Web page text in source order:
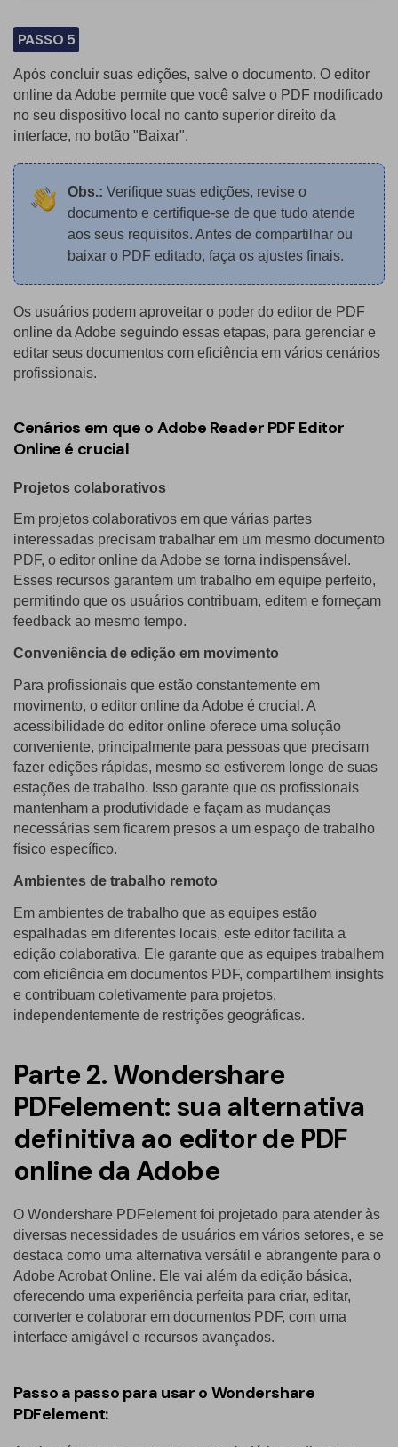
PASSO 5
Após concluir suas edições, salve o documento. O editor
online da Adobe permite que você salve o PDF modificado
no seu dispositivo local no canto superior direito da
interface, no botão "Baixar".
Obs.: Verifique suas edições, revise o
documento e certifique-se de que tudo atende
aos seus requisitos. Antes de compartilhar ou
baixar o PDF editado, faça os ajustes finais.
Os usuários podem aproveitar o poder do editor de PDF
online da Adobe seguindo essas etapas, para gerenciar e
editar seus documentos com eficiência em vários cenários
profissionais.
Cenários em que o Adobe Reader PDF Editor
Online é crucial
Projetos colaborativos
Em projetos colaborativos em que várias partes
interessadas precisam trabalhar em um mesmo documento
PDF, o editor online da Adobe se torna indispensável.
Esses recursos garantem um trabalho em equipe perfeito,
permitindo que os usuários contribuam, editem e forneçam
feedback ao mesmo tempo.
Conveniência de edição em movimento
Para profissionais que estão constantemente em
movimento, o editor online da Adobe é crucial. A
acessibilidade do editor online oferece uma solução
conveniente, principalmente para pessoas que precisam
fazer edições rápidas, mesmo se estiverem longe de suas
estações de trabalho. Isso garante que os profissionais
mantenham a produtividade e façam as mudanças
necessárias sem ficarem presos a um espaço de trabalho
físico específico.
Ambientes de trabalho remoto
Em ambientes de trabalho que as equipes estão
espalhadas em diferentes locais, este editor facilita a
edição colaborativa. Ele garante que as equipes trabalhem
com eficiência em documentos PDF, compartilhem insights
e contribuam coletivamente para projetos,
independentemente de restrições geográficas.
Parte 2. Wondershare
PDFelement: sua alternativa
definitiva ao editor de PDF
online da Adobe
O Wondershare PDFelement foi projetado para atender às
diversas necessidades de usuários em vários setores, e se
destaca como uma alternativa versátil e abrangente para o
Adobe Acrobat Online. Ele vai além da edição básica,
oferecendo uma experiência perfeita para criar, editar,
converter e colaborar em documentos PDF, com uma
interface amigável e recursos avançados.
Passo a passo para usar o Wondershare
PDFelement: